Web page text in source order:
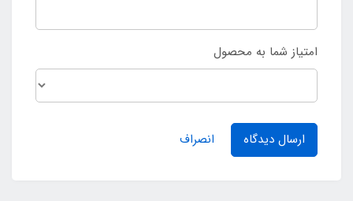
امتیاز شما به محصول
ارسال دیدگاه انصراف